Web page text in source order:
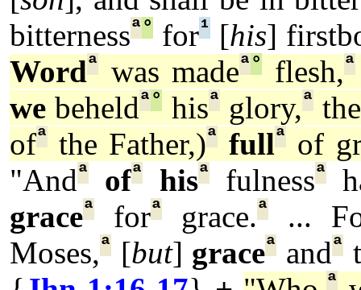
bitternessª° for¹ [his]
Wordª was madeª° flesh,ª
we beheldª° hisª glory,ª
ofª the Father,)ª fullª
of
"Andª ofª hisªfulnessª
graceª forªgrace.ª...
Moses,ª [but] graceª andª
ª